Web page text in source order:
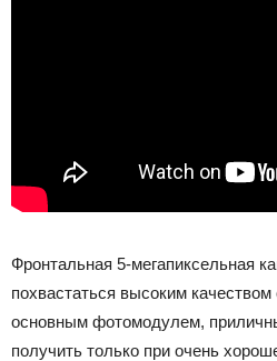
Фронтальная 5-мегапиксельная
похвастаться высоким
основным фотомодулем,
получить только при очень